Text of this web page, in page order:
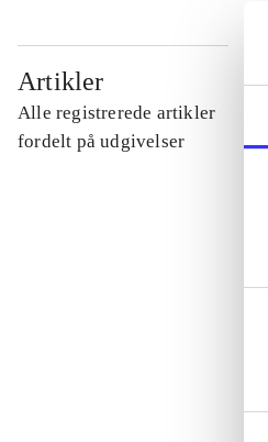
Artikler
Alle registrerede artikler
fordelt på udgivelser